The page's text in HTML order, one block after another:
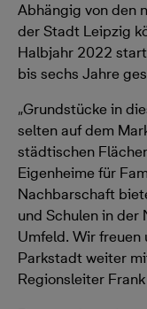
Abhängig von den
der Stadt Leipzig
Halbjahr 2022
bis sechs Jahre
„Grundstücke in
selten auf dem
städtischen
Eigenheime für
Nachbarschaft
und Schulen in der
Umfeld. Wir freuen
Parkstadt weiter
Regionsleiter